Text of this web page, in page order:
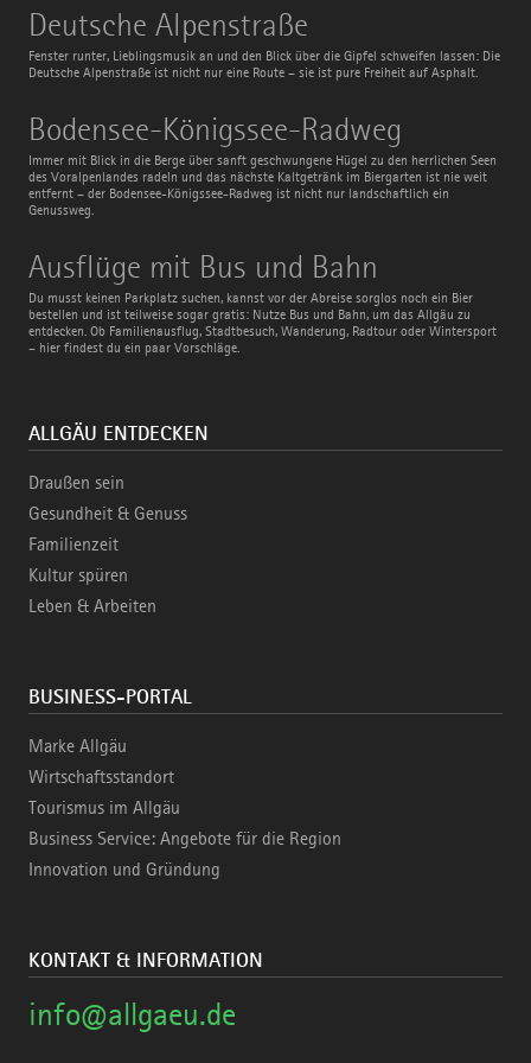
Deutsche Alpenstraße
Fenster runter, Lieblingsmusik an und den Blick über die Gipfel schweifen lassen: Die
Deutsche Alpenstraße ist nicht nur eine Route – sie ist pure Freiheit auf Asphalt.
Deutsche
Alpenstraße
Bodensee-Königssee-Radweg
Immer mit Blick in die Berge über sanft geschwungene Hügel zu den herrlichen Seen
des Voralpenlandes radeln und das nächste Kaltgetränk im Biergarten ist nie weit
entfernt – der Bodensee-Königssee-Radweg ist nicht nur landschaftlich ein
Genussweg.
Bodensee-
Königssee-
Radweg
Ausflüge mit Bus und Bahn
Du musst keinen Parkplatz suchen, kannst vor der Abreise sorglos noch ein Bier
bestellen und ist teilweise sogar gratis: Nutze Bus und Bahn, um das Allgäu zu
entdecken. Ob Familienausflug, Stadtbesuch, Wanderung, Radtour oder Wintersport
– hier findest du ein paar Vorschläge.
Ausflüge
mit
Bus
und
Bahn
ALLGÄU ENTDECKEN
Draußen sein
Gesundheit & Genuss
Familienzeit
Kultur spüren
Leben & Arbeiten
BUSINESS-PORTAL
Marke Allgäu
Wirtschaftsstandort
Tourismus im Allgäu
Business Service: Angebote für die Region
Innovation und Gründung
KONTAKT & INFORMATION
info@allgaeu.de